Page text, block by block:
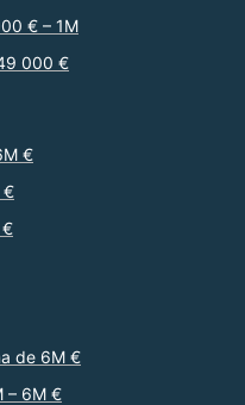
€ – 1M
000 €
€
€
€
de 6M €
– 6M €